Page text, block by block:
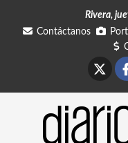
Rivera,
Contáctanos